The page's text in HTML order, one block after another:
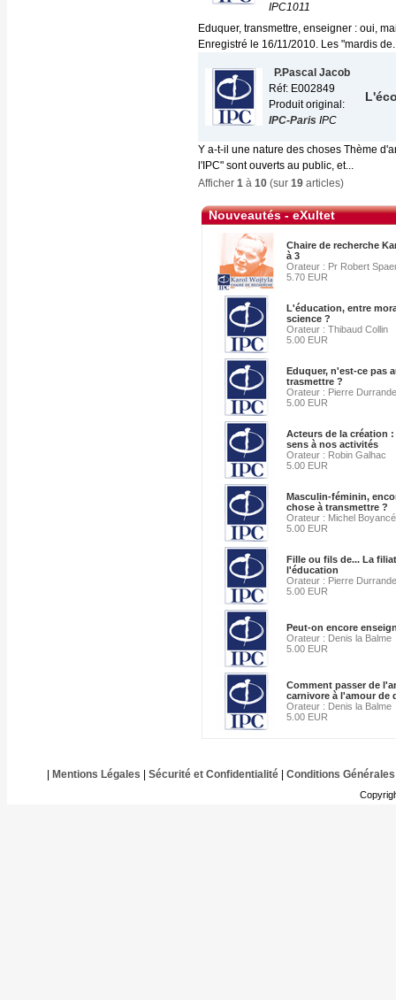
IPC1011
Eduquer, transmettre, enseigner : oui,
Enregistré le 16/11/2010. Les "mardis
P.Pascal Jacob
Réf: E002849
Produit original:
IPC-Paris IPC
Y a-t-il une nature des choses Thème
l'IPC" sont ouverts au public, et...
Afficher 1 à 10 (sur 19 articles)
Nouveautés - eXultet
Chaire de recherche
à 3
Orateur : Pr Robert
5.70 EUR
L'éducation, entre
science ?
Orateur : Thibaud Collin
5.00 EUR
Eduquer, n'est-ce pas
trasmettre ?
Orateur : Pierre Durrande
5.00 EUR
Acteurs de la création
sens à nos activités
Orateur : Robin Galhac
5.00 EUR
Masculin-féminin,
chose à transmettre ?
Orateur : Michel Boyancé
5.00 EUR
Fille ou fils de... La
l'éducation
Orateur : Pierre Durrande
5.00 EUR
Peut-on encore
Orateur : Denis la Balme
5.00 EUR
Comment passer de
carnivore à l'amour de
Orateur : Denis la Balme
5.00 EUR
Mentions Légales Sécurité et Confidentialité| Conditions Générales